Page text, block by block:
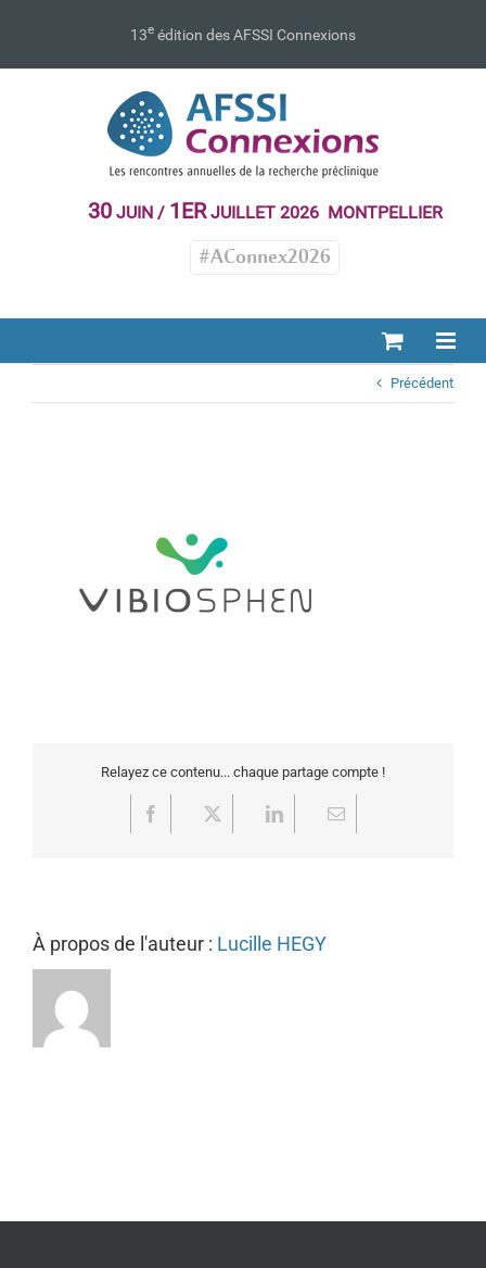
13e édition des AFSSI Connexions
30JUIN / 1ERJUILLET 2026 MONTPELLIER
#AConnex2026
Précédent
Relayez ce contenu... chaque partage compte !
Facebook LinkedInEmail
À propos de l'auteur : Lucille HEGY